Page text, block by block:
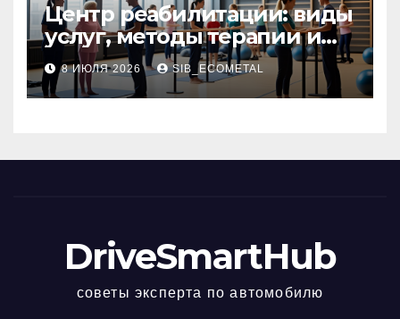
Центр реабилитации: виды
услуг, методы терапии и
критерии качества
8 ИЮЛЯ 2026 SIB_ECOMETAL
DriveSmartHub
советы эксперта по автомобилю